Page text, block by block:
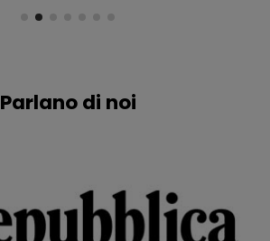
Parlano di noi